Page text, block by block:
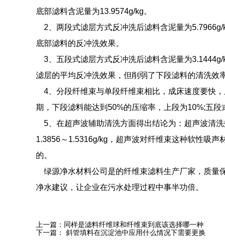
底部滤料含泥量为13.9574g/kg。
2、两段式滤层方式反冲洗后滤料含泥量为
底部滤料的反冲洗效果。
3、五段式滤层方式反冲洗后滤料含泥量为
滤层的平均反冲洗效果，但削弱了下段滤料的清洗效率
4、分段纤维束与单段纤维束相比，成床速度要快
期，下段滤料能达到50%的压缩率，上段为10%;五
5、在超声波辅助清洗方面得出结论为：超声波清
1.3856～1.5316g/kg，超声波对纤维束这种软性吸
的。
绿源净水材料公司是的纤维束滤料生产厂家，质量
净水建议，让企业在污水处理过程中事半功倍。
上一篇： 同样是滤料纤维球和纤维束到底该选择哪一种
下一篇：
斜管填料在沉淀池中应用什么情况下需要更换